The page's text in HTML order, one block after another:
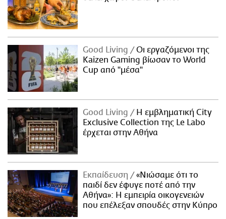
Good Living
Οι εργαζόμενοι της
Kaizen Gaming βίωσαν το World
Cup από "μέσα"
Good Living
Η εμβληματική City
Exclusive Collection της Le Labo
έρχεται στην Αθήνα
Εκπαίδευση
«Νιώσαμε ότι το
παιδί δεν έφυγε ποτέ από την
Αθήνα»: Η εμπειρία οικογενειών
που επέλεξαν σπουδές στην Κύπρο